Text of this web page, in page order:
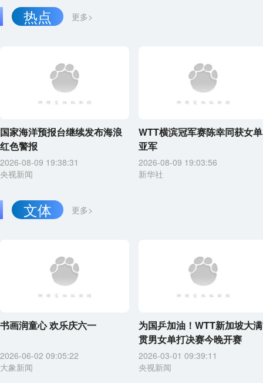
更多>
热点
国家海洋预报台继续发布海浪
红色警报
2026-08-09 19:38:31
央视新闻
WTT横滨冠军赛陈幸同获女单
亚军
2026-08-09 19:03:56
新华社
更多>
文体
书画润童心 欢乐庆六一
2026-06-02 09:05:22
大象新闻
为国乒加油！WTT新加坡大满
贯男女单打决赛今晚开赛
2026-03-01 09:39:11
央视新闻